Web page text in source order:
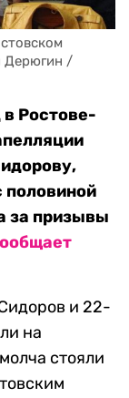
Дерюгин /
Ростове-
половиной
за призывы
и 22-
на
стояли